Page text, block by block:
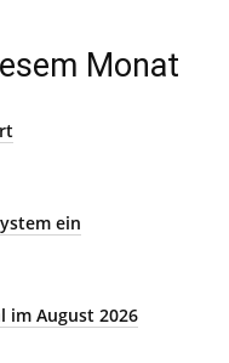
Monat
ein
im August 2026